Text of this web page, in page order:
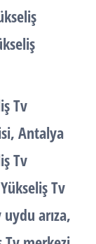
Tv
Antalya
Tv
Tv
arıza,